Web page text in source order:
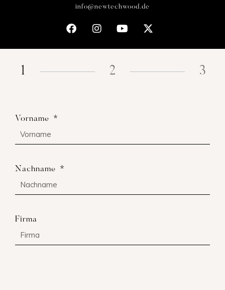
info@newtechwood.de
1 2 3
Vorname
Nachname
Firma